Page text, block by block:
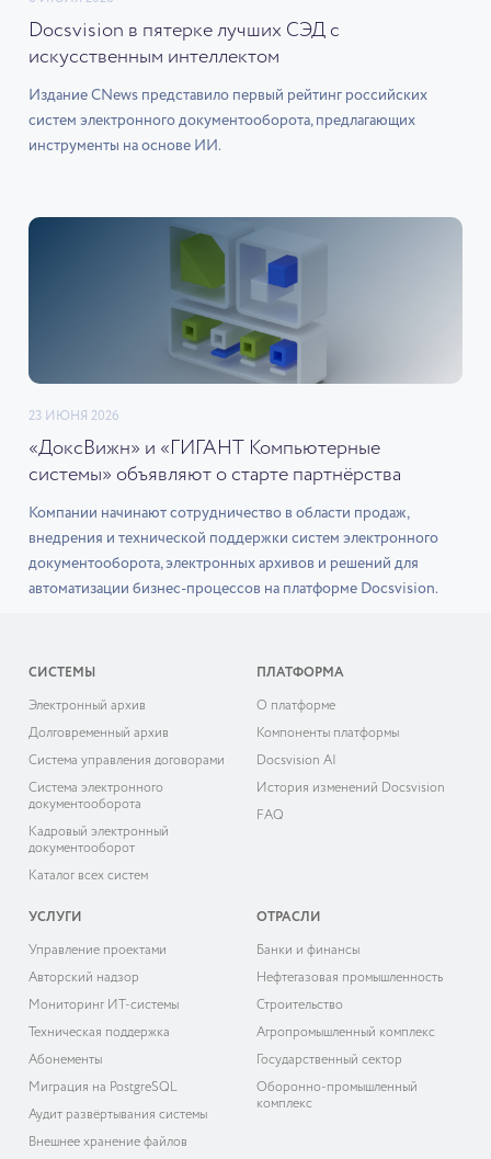
Docsvision в пятерке лучших СЭД с
искусственным интеллектом
Издание CNews представило первый рейтинг российских
систем электронного документооборота, предлагающих
инструменты на основе ИИ.
23 ИЮНЯ 2026
«ДоксВижн» и «ГИГАНТ Компьютерные
системы» объявляют о старте партнёрства
Компании начинают сотрудничество в области продаж,
внедрения и технической поддержки систем электронного
документооборота, электронных архивов и решений для
автоматизации бизнес-процессов на платформе Docsvision.
СИСТЕМЫ
Электронный архив
Долговременный архив
Система управления договорами
Система электронного
документооборота
Кадровый электронный
документооборот
Каталог всех систем
ПЛАТФОРМА
О платформе
Компоненты платформы
Docsvision AI
История изменений Docsvision
FAQ
УСЛУГИ
Управление проектами
Авторский надзор
Мониторинг ИТ-системы
Техническая поддержка
Абонементы
Миграция на PostgreSQL
Аудит развёртывания системы
Внешнее хранение файлов
ОТРАСЛИ
Банки и финансы
Нефтегазовая промышленность
Строительство
Агропромышленный комплекс
Государственный сектор
Оборонно-промышленный
комплекс